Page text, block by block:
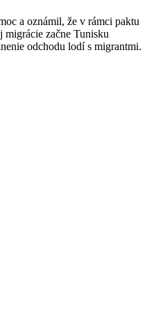
a oznámil, že v rámci paktu
migrácie začne Tunisku
odchodu lodí s migrantmi.